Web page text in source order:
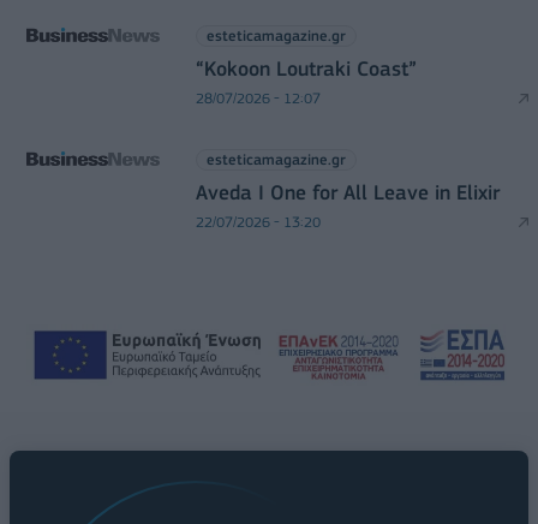
esteticamagazine.gr
“Kokoon Loutraki Coast”
28/07/2026 - 12:07
esteticamagazine.gr
Aveda I One for All Leave in Elixir
22/07/2026 - 13:20